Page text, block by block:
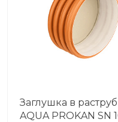
Заглушка в
AQUA PROKAN SN